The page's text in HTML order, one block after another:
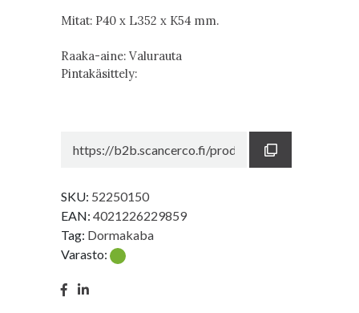
Mitat: P40 x L352 x K54 mm.
Raaka-aine: Valurauta
Pintakäsittely:
SKU: 52250150
EAN: 4021226229859
Tag: Dormakaba
Varasto: